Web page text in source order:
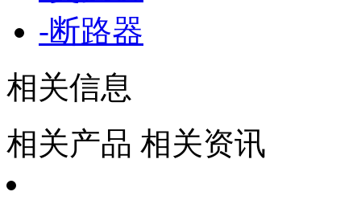
-断路器
相关信息
相关产品 相关资讯